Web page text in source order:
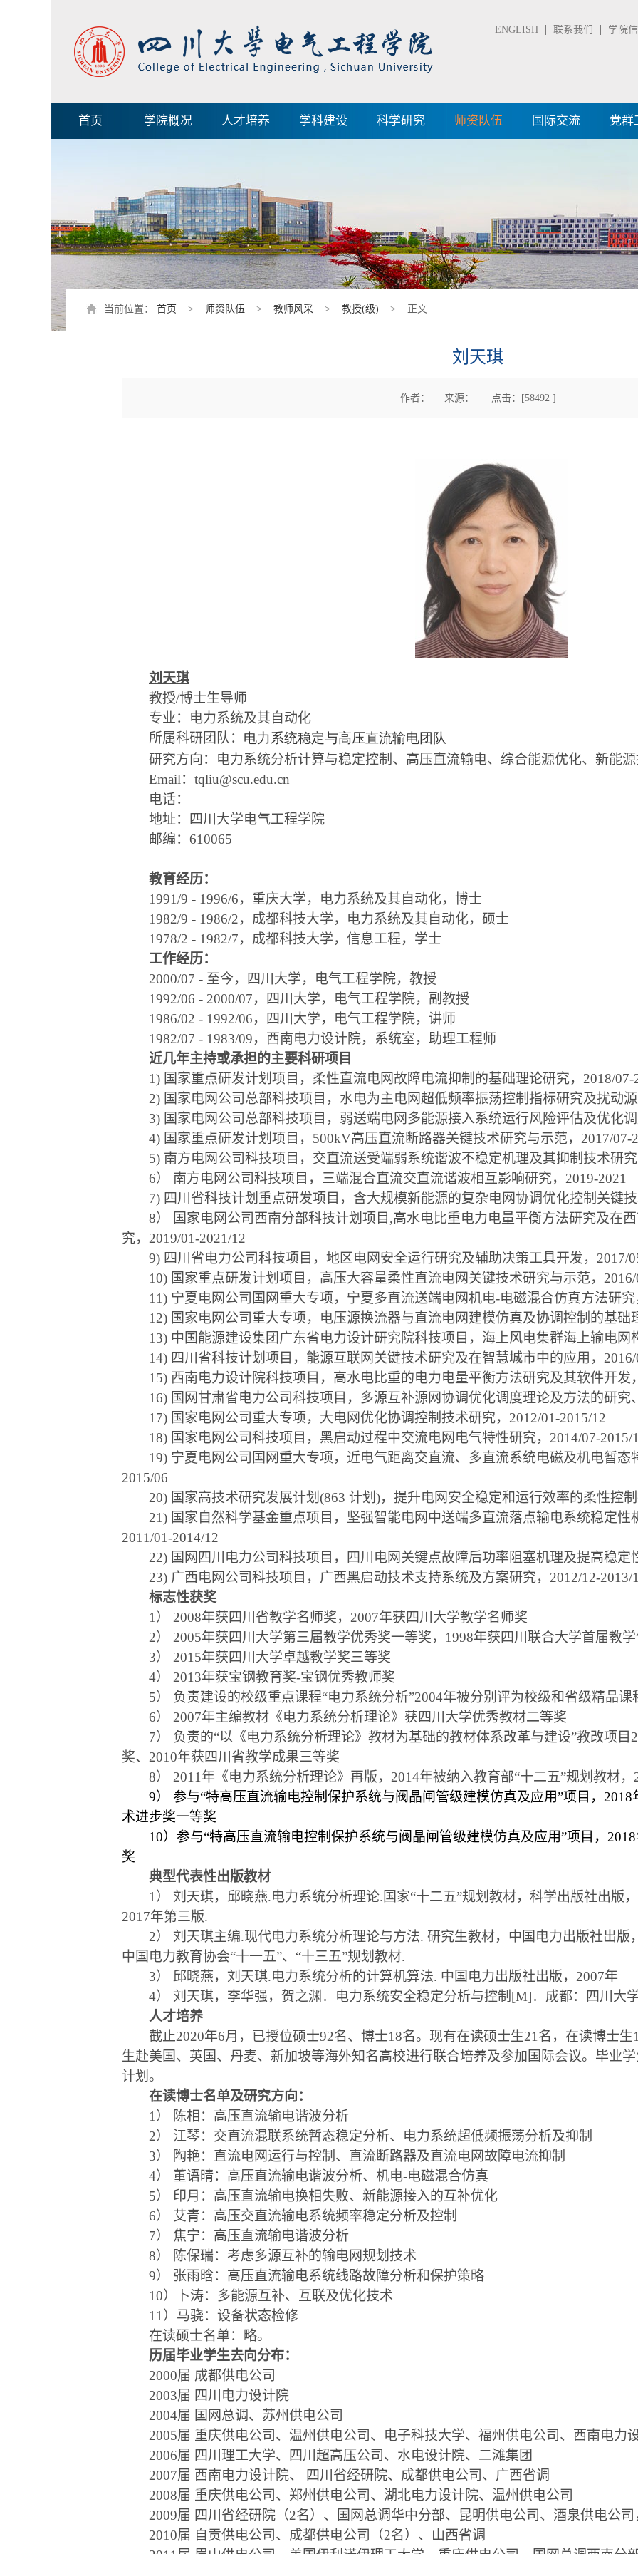
ENGLISH 联系我们 学院
首页 学院概况 人才培养 学科建设 科学研究 师资队伍 国际交流 党群
当前位置： 首页 > 师资队伍 > 教师风采 > 教授(级) > 正文
刘天琪
作者： 来源： 点击：[58492 ]
刘天琪
教授/博士生导师
专业：电力系统及其自动化
所属科研团队： 电力系统稳定与高压直流输电团队
研究方向：电力系统分析计算与稳定控制、高压直流输电、综合能源优化、新能
Email： tqliu@scu.edu.cn
电话：
地址：四川大学电气工程学院
邮编： 610065
教育经历：
1991/9 - 1996/6，重庆大学，电力系统及其自动化，博士
1982/9 - 1986/2，成都科技大学，电力系统及其自动化，硕士
1978/2 - 1982/7，成都科技大学，信息工程，学士
工作经历：
2000/07 - 至今，四川大学，电气工程学院，教授
1992/06 - 2000/07，四川大学，电气工程学院，副教授
1986/02 - 1992/06，四川大学，电气工程学院，讲师
1982/07 - 1983/09，西南电力设计院，系统室，助理工程师
近几年主持或承担的主要科研项目
1) 国家重点研发计划项目，柔性直流电网故障电流抑制的基础理论研究， 2018/07-
2) 国家电网公司总部科技项目，水电为主电网超低频率振荡控制指标研究及扰动
3) 国家电网公司总部科技项目，弱送端电网多能源接入系统运行风险评估及优化
4) 国家重点研发计划项目， 500kV高压直流断路器关键技术研究与示范， 2017/07-
5) 南方电网公司科技项目，交直流送受端弱系统谐波不稳定机理及其抑制技术研
6） 南方电网公司科技项目，三端混合直流交直流谐波相互影响研究， 2019-2021
7) 四川省科技计划重点研发项目，含大规模新能源的复杂电网协调优化控制关键
8） 国家电网公司西南分部科技计划项目 ,高水电比重电力电量平衡方法研究及在
究， 2019/01-2021/12
9) 四川省电力公司科技项目，地区电网安全运行研究及辅助决策工具开发， 2017/
10) 国家重点研发计划项目，高压大容量柔性直流电网关键技术研究与示范，
11) 宁夏电网公司国网重大专项，宁夏多直流送端电网机电-电磁混合仿真方法研究
12) 国家电网公司重大专项，电压源换流器与直流电网建模仿真及协调控制的基础
13) 中国能源建设集团广东省电力设计研究院科技项目，海上风电集群海上输电网
14) 四川省科技计划项目，能源互联网关键技术研究及在智慧城市中的应用，
15) 西南电力设计院科技项目，高水电比重的电力电量平衡方法研究及其软件开发
16) 国网甘肃省电力公司科技项目，多源互补源网协调优化调度理论及方法的研究
17) 国家电网公司重大专项，大电网优化协调控制技术研究， 2012/01-2015/12
18) 国家电网公司科技项目，黑启动过程中交流电网电气特性研究， 2014/07-2015/
19) 宁夏电网公司国网重大专项，近电气距离交直流、多直流系统电磁及机电暂态
2015/06
20) 国家高技术研究发展计划 (863 计划 )，提升电网安全稳定和运行效率的柔性控
21) 国家自然科学基金重点项目，坚强智能电网中送端多直流落点输电系统稳定性
2011/01-2014/12
22) 国网四川电力公司科技项目，四川电网关键点故障后功率阻塞机理及提高稳定
23) 广西电网公司科技项目，广西黑启动技术支持系统及方案研究， 2012/12-2013/
标志性获奖
1 ） 2008年获四川省教学名师奖， 2007年获四川大学教学名师奖
2） 2005年获四川大学第三届教学优秀奖一等奖， 1998年获四川联合大学首届教
3） 2015年获四川大学卓越教学奖三等奖
4） 2013年获宝钢教育奖-宝钢优秀教师奖
5） 负责建设的校级重点课程“电力系统分析”2004年被分别评为校级和省级精品课
6） 2007年主编教材《电力系统分析理论》获四川大学优秀教材二等奖
7） 负责的“以《电力系统分析理论》教材为基础的教材体系改革与建设”教改项目
奖、 2010年获四川省教学成果三等奖
8） 2011 年《电力系统分析理论》再版， 2014年被纳入教育部“十二五”规划教材，
9） 参与“特高压直流输电控制保护系统与阀晶闸管级建模仿真及应用”项目， 2018
术进步奖一等奖
10）参与“特高压直流输电控制保护系统与阀晶闸管级建模仿真及应用”项目， 2018
奖
典型代表性出版教材
1 ） 刘天琪，邱晓燕.电力系统分析理论. 国家“十二五”规划教材，科学出版社出版，
2017年第三版.
2） 刘天琪主编.现代电力系统分析理论与方法. 研究生教材，中国电力出版社出版
中国电力教育协会“十一五”、“十三五”规划教材.
3） 邱晓燕，刘天琪.电力系统分析的计算机算法. 中国电力出版社出版， 2007年
4） 刘天琪，李华强，贺之渊．电力系统安全稳定分析与控制 [M]．成都：四川大
人才培养
截止2020年6月，已授位硕士92名、博士18名。现有在读硕士生21 名，在读博士生
生赴美国、英国、丹麦、新加坡等海外知名高校进行联合培养及参加国际会议。毕业
计划。
在读博士名单及研究方向：
1 ）
陈相：高压直流输电谐波分析
2）
江琴：交直流混联系统暂态稳定分析、电力系统超低频振荡分析及抑制
3）
陶艳：直流电网运行与控制、直流断路器及直流电网故障电流抑制
4） 董语晴：高压直流输电谐波分析、机电-电磁混合仿真
5）
印月：高压直流输电换相失败、新能源接入的互补优化
6）
艾青：高压交直流输电系统频率稳定分析及控制
7）
焦宁：高压直流输电谐波分析
8）
陈保瑞：考虑多源互补的输电网规划技术
9）
张雨晗：高压直流输电系统线路故障分析和保护策略
10）卜涛：多能源互补、互联及优化技术
11 ）马骁：设备状态检修
在读硕士名单：略。
历届毕业学生去向分布：
2000届 成都供电公司
2003届 四川电力设计院
2004届 国网总调、苏州供电公司
2005届 重庆供电公司、温州供电公司、电子科技大学、福州供电公司、西南电力
2006届 四川理工大学、四川超高压公司、水电设计院、二滩集团
2007届 西南电力设计院、 四川省经研院、成都供电公司、广西省调
2008届 重庆供电公司、郑州供电公司、湖北电力设计院、温州供电公司
2009届 四川省经研院（2名）、国网总调华中分部、昆明供电公司、酒泉供电公
2010届 自贡供电公司、成都供电公司（2名）、山西省调